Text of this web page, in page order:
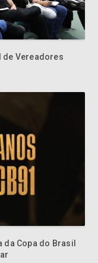
Vereadores
Copa do Brasil